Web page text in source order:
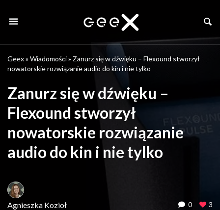
Geex» Wiadomości» Zanurz się w dźwięku – Flexound stworzył
nowatorskie rozwiązanie audio do kin i nie tylko
Zanurz się w dźwięku –
Flexound stworzył
nowatorskie rozwiązanie
audio do kin i nie tylko
Agnieszka Kozioł 0 3